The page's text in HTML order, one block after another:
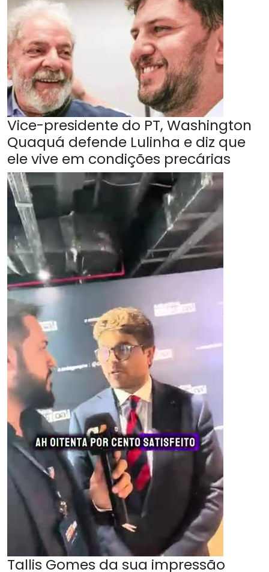
Vice-presidente do PT, Washington
Quaquá defende Lulinha e diz que
ele vive em condições precárias
Tallis Gomes da sua impressão